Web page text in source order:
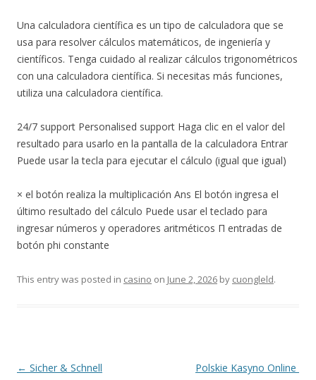
Una calculadora científica es un tipo de calculadora que se
usa para resolver cálculos matemáticos, de ingeniería y
científicos. Tenga cuidado al realizar cálculos trigonométricos
con una calculadora científica. Si necesitas más funciones,
utiliza una calculadora científica.
24/7 support Personalised support Haga clic en el valor del
resultado para usarlo en la pantalla de la calculadora Entrar
Puede usar la tecla para ejecutar el cálculo (igual que igual)
× el botón realiza la multiplicación Ans El botón ingresa el
último resultado del cálculo Puede usar el teclado para
ingresar números y operadores aritméticos Π entradas de
botón phi constante
This entry was posted in casino on June 2, 2026 by cuongleld.
Post navigation
← Sicher & Schnell
Polskie Kasyno Online ️